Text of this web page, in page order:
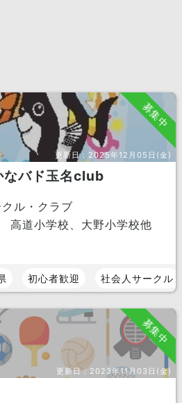
募集中
更新日： 2025年12月05日(金)
バド玉名club
ル・クラブ
道小学校、大野小学校他
初心者歓迎 社会人サークル
募集中
更新日： 2023年11月03日(金)